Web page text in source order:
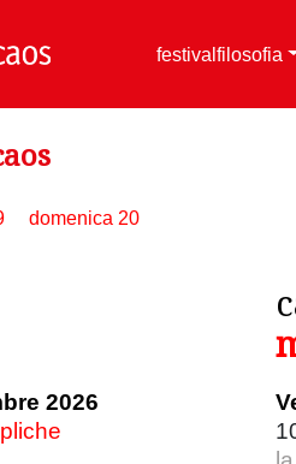
festivalfilosofia
domenica 20
2026